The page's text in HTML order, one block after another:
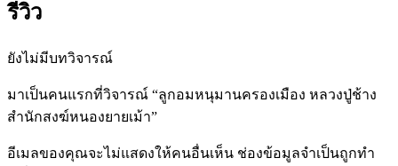
รีวิว
ยังไม่มีบทวิจารณ์
มาเป็นคนแรกที่วิจารณ์ “ลูกอมหนุมานครองเมือง หลวงปู่ช้าง
สำนักสงฆ์หนองยายเม้า”
อีเมลของคุณจะไม่แสดงให้คนอื่นเห็น ช่องข้อมูลจำเป็นถูกทำ